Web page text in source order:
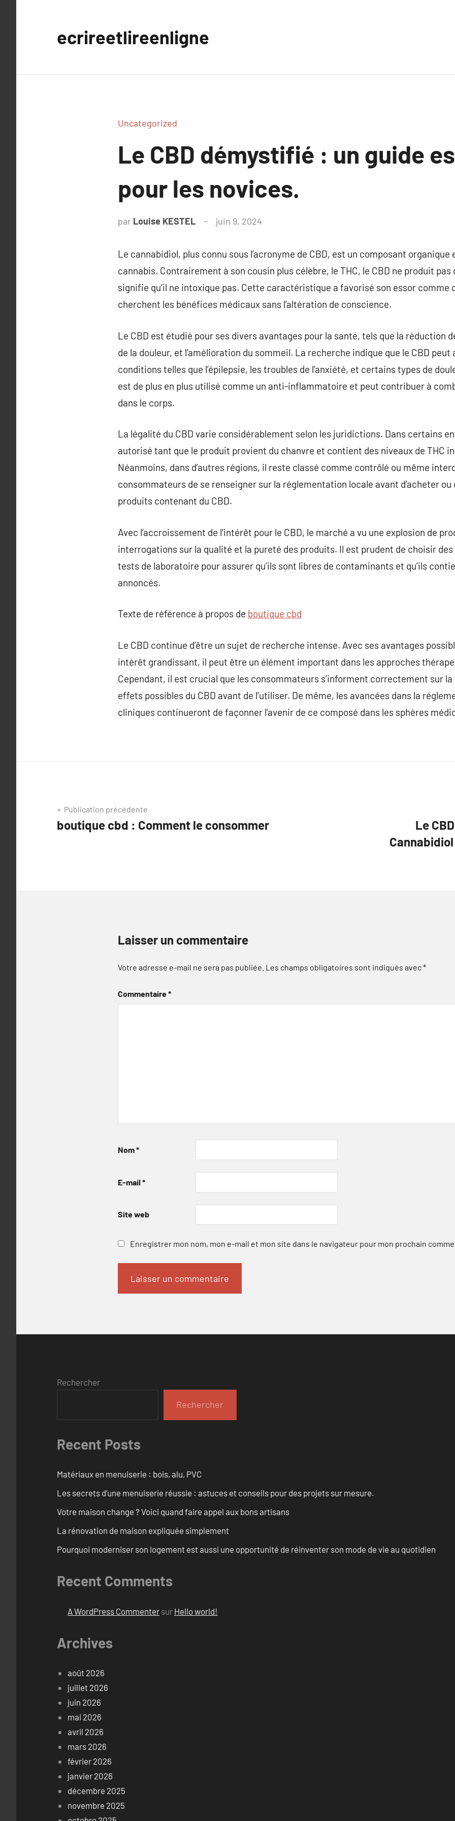
ecrireetlireenligne
Uncategorized
Le CBD démystifié : un guide
pour les novices.
par Louise KESTEL juin 9, 2024
Le cannabidiol, plus connu sous l’acronyme de CBD, est un composant
cannabis. Contrairement à son cousin plus célèbre, le THC, le CBD ne produit
signifie qu’il ne intoxique pas. Cette caractéristique a favorisé son essor comme
cherchent les bénéfices médicaux sans l’altération de conscience.
Le CBD est étudié pour ses divers avantages pour la santé, tels que la réduction
de la douleur, et l’amélioration du sommeil. La recherche indique que le CBD peut
conditions telles que l’épilepsie, les troubles de l’anxiété, et certains types de
est de plus en plus utilisé comme un anti-inflammatoire et peut contribuer à
dans le corps.
La légalité du CBD varie considérablement selon les juridictions. Dans certains
autorisé tant que le produit provient du chanvre et contient des niveaux de THC
Néanmoins, dans d’autres régions, il reste classé comme contrôlé ou même
consommateurs de se renseigner sur la réglementation locale avant d’acheter
produits contenant du CBD.
Avec l’accroissement de l’intérêt pour le CBD, le marché a vu une explosion de
interrogations sur la qualité et la pureté des produits. Il est prudent de choisir
tests de laboratoire pour assurer qu’ils sont libres de contaminants et qu’ils
annoncés.
Texte de référence à propos de boutique cbd
Le CBD continue d’être un sujet de recherche intense. Avec ses avantages
intérêt grandissant, il peut être un élément important dans les approches
Cependant, il est crucial que les consommateurs s’informent correctement sur
effets possibles du CBD avant de l’utiliser. De même, les avancées dans la
cliniques continueront de façonner l’avenir de ce composé dans les sphères
Navigation
de
Publication précédente
boutique cbd : Comment le consommer
Le
Laisser un commentaire
Votre adresse e-mail ne sera pas publiée. Les champs obligatoires sont indiqués avec*
Commentaire*
Nom*
E-mail *
Site web
Enregistrer mon nom, mon e-mail et mon site dans le navigateur pour mon prochain
Rechercher
Rechercher
Recent Posts
Matériaux en menuiserie : bois, alu, PVC
Les secrets d’une menuiserie réussie : astuces et conseils pour des projets sur mesure.
Votre maison change ? Voici quand faire appel aux bons artisans
La rénovation de maison expliquée simplement
Pourquoi moderniser son logement est aussi une opportunité de réinventer son mode de vie au quotidien
Recent Comments
A WordPress Commenter sur Hello world!
Archives
août 2026
juillet 2026
juin 2026
mai 2026
avril 2026
mars 2026
février 2026
janvier 2026
décembre 2025
novembre 2025